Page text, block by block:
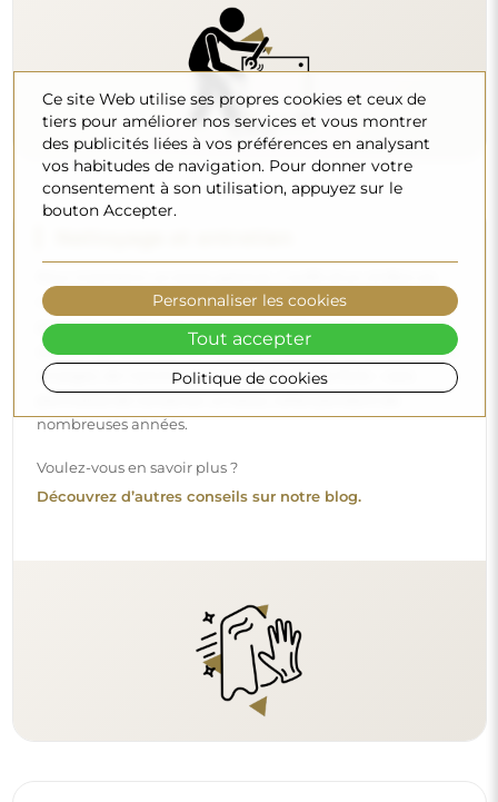
Voulez-vous en savoir plus ?
Découvrez d’autres conseils sur notre blog.
Livraison à domicile
permet de recevoir votre colis directement à votre porte.
un service de livraison à l’intérieur
le colis directement dans votre maison (pour des
Si vous ne choisissez pas et ne payez pas ce service lors de
la commande, le livreur ne déposera pas le colis à
l’intérieur de votre domicile.
Ce site Web utilise ses propres cookies et ceux de
tiers pour améliorer nos services et vous montrer
des publicités liées à vos préférences en analysant
vos habitudes de navigation. Pour donner votre
consentement à son utilisation, appuyez sur le
bouton Accepter.
Politique de cookies
Personnaliser les cookies
Tout accepter